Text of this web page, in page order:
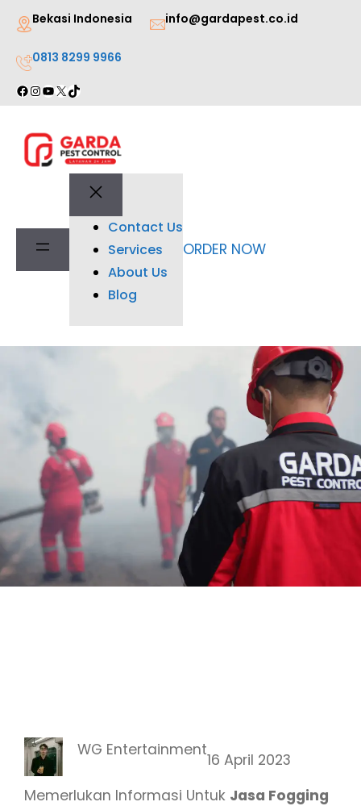
Lewati
konten
Bekasi Indonesia info@gardapest.co.id
0813 8299 9966
Facebook
Instagram
YouTube
X TikTok
Contact Us
Services
About Us
Blog
ORDER NOW
WG Entertainment
16 April 2023
Memerlukan Informasi Untuk Jasa Fogging